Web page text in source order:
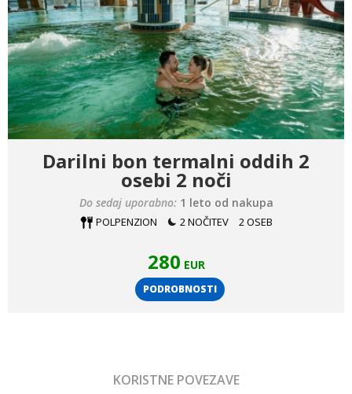
280 EUR
PODROBNOSTI
Darilni bon termalni oddih 2
osebi 2 noči
Do sedaj uporabno: 1 leto od nakupa
POLPENZION 2 NOČITEV 2 OSEB
KORISTNE POVEZAVE